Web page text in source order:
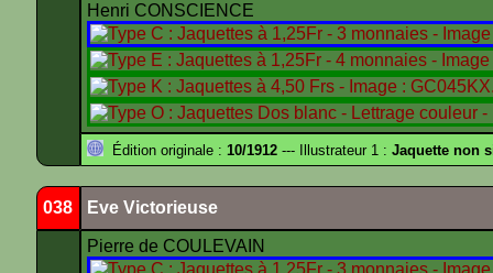
Henri CONSCIENCE
Édition originale : 10/1912 --- Illustrateur 1 : Jaquette non
038 Eve Victorieuse
Pierre de COULEVAIN